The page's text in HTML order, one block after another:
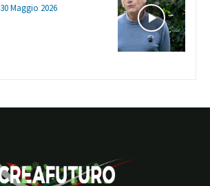
30 Maggio 2026